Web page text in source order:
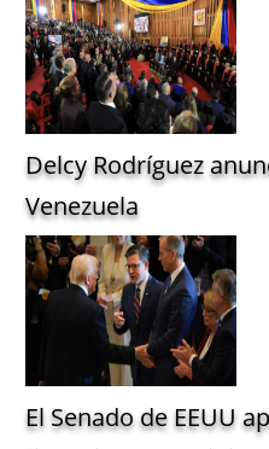
Delcy Rodríguez
Venezuela
El Senado de EEUU